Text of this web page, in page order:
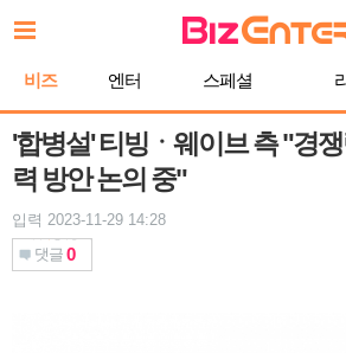
문
비즈 엔터 스페셜
'합병설' 티빙ㆍ웨이브 측 "경
력 방안 논의 중"
입력 2023-11-29 14:28
댓글 0